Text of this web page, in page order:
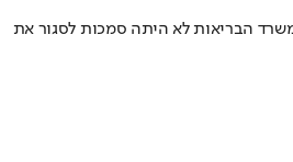
טבעית אינם מוגדרים כבית חולים, ולכן למשרד הבריאות לא היתה סמכות לסגור את